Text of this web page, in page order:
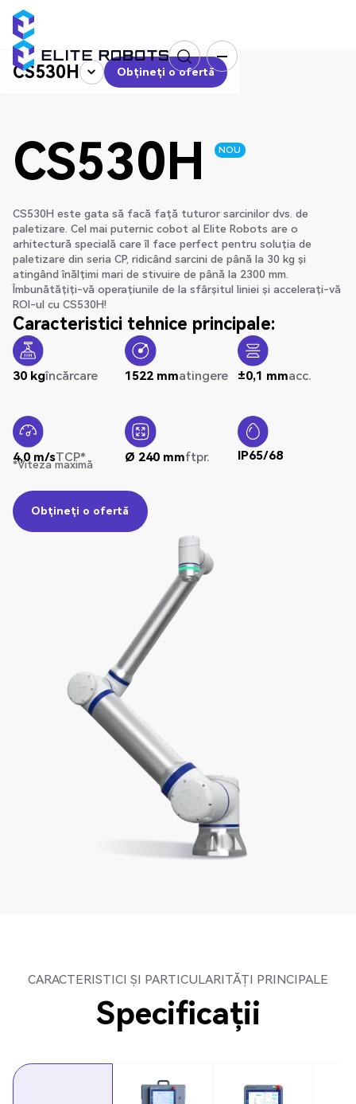
CS530H
Obțineți o ofertă
Obțineți o ofertă
CS530H NOU
CS530H este gata să facă față tuturor sarcinilor dvs. de
paletizare. Cel mai puternic cobot al Elite Robots are o
arhitectură specială care îl face perfect pentru soluția de
paletizare din seria CP, ridicând sarcini de până la 30 kg și
atingând înălțimi mari de stivuire de până la 2300 mm.
Îmbunătățiți-vă operațiunile de la sfârșitul liniei și accelerați-vă
ROI-ul cu CS530H!
Caracteristici tehnice principale:
30 kgîncărcare 1522 mmatingere ±0,1 mmacc.
4,0 m/sTCP*
*Viteza maximă Ø 240 mmftpr. IP65/68
Obțineți o ofertă
Obțineți o ofertă
CARACTERISTICI ȘI PARTICULARITĂȚI PRINCIPALE
Specificații